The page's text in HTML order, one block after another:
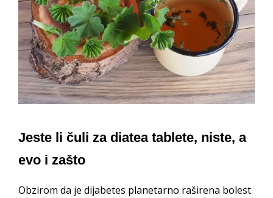
Jeste li čuli za diatea tablete, niste, a
evo i zašto
Obzirom da je dijabetes planetarno raširena bolest